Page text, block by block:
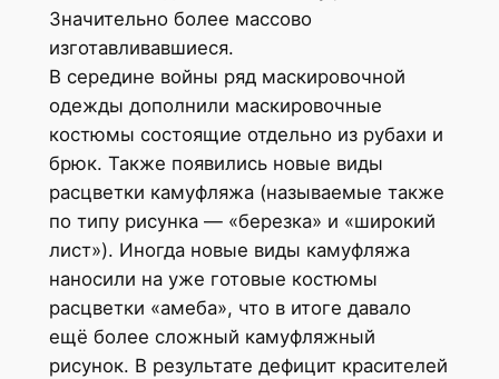
Значительно более массово
изготавливавшиеся.
В середине войны ряд маскировочной
одежды дополнили маскировочные
костюмы состоящие отдельно из рубахи и
брюк. Также появились новые виды
расцветки камуфляжа (называемые также
по типу рисунка — «березка» и «широкий
лист»). Иногда новые виды камуфляжа
наносили на уже готовые костюмы
расцветки «амеба», что в итоге давало
ещё более сложный камуфляжный
рисунок. В результате дефицит красителей